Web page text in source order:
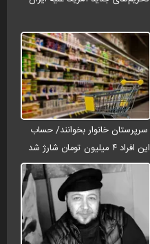
سرپرستان خانوار بخوانند/ حساب
این افراد ۴ میلیون تومان شارژ شد